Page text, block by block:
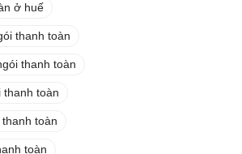
ở huế
thanh toàn
thanh toàn
thanh toàn
toàn
toàn